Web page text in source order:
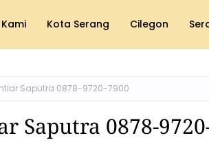
Kota Serang Cilegon
Saputra 0878-9720-7900
Saputra 0878-